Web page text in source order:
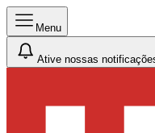
Menu
Ative nossas